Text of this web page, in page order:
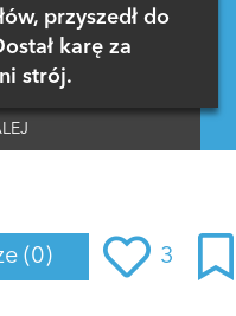
przyszedł do
karę za
strój.
(0) 3